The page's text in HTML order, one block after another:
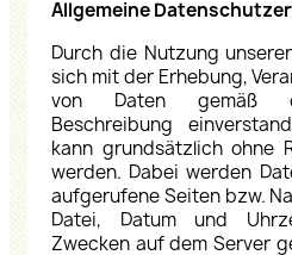
Allgemeine
Durch die Nutzung
sich mit der Erhebung,
von Daten gemäß
Beschreibung
kann grundsätzlich ohne
werden. Dabei werden
aufgerufene Seiten bzw.
Datei, Datum und
Zwecken auf dem Server